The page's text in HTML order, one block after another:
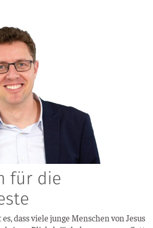
für die
dass vie­le jun­ge Men­schen von Jesus